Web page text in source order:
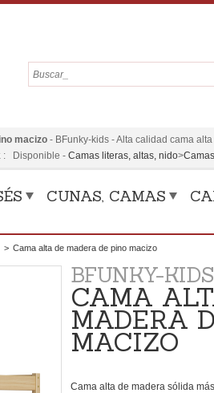
macizo - BFunky-kids -Alta calidad cama
: Disponible - Camas literas, altas, nido>
CUNAS, CAMAS
> Cama alta de madera de pino macizo
BFUNKY-KIDS
CAMA
MADERA
MACIZO
Cama alta de madera sólida